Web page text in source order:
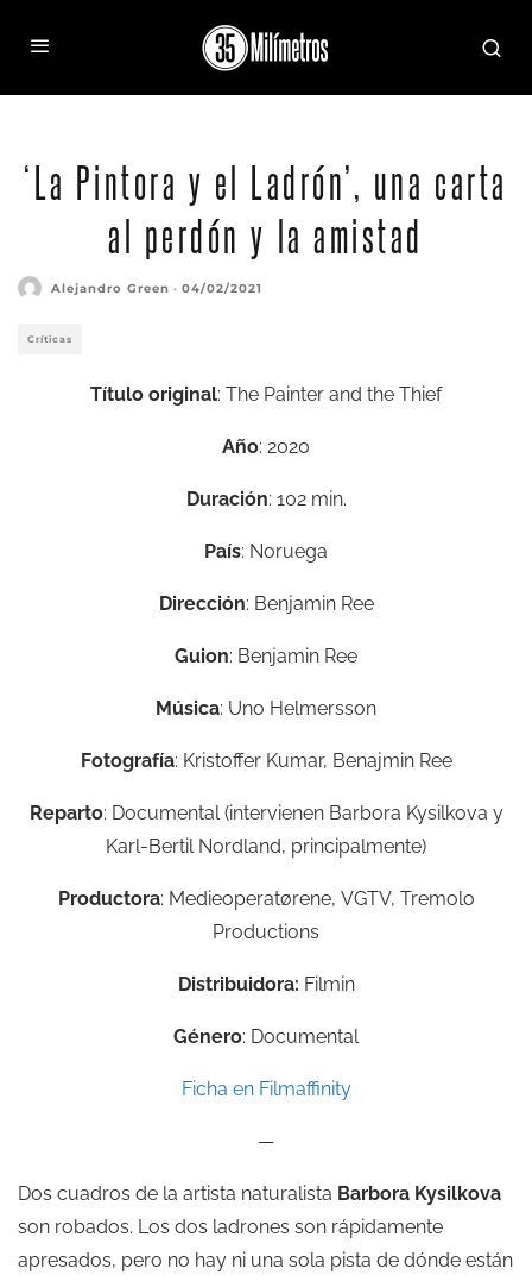
‘La Pintora y el Ladrón’, una carta
al perdón y la amistad
Alejandro Green · 04/02/2021
Críticas
Título original: The Painter and the Thief
Año: 2020
Duración: 102 min.
País: Noruega
Dirección: Benjamin Ree
Guion: Benjamin Ree
Música: Uno Helmersson
Fotografía: Kristoffer Kumar, Benajmin Ree
Reparto: Documental (intervienen Barbora Kysilkova y
Karl-Bertil Nordland, principalmente)
Productora: Medieoperatørene, VGTV, Tremolo
Productions
Distribuidora: Filmin
Género: Documental
Ficha en Filmaffinity
—
Dos cuadros de la artista naturalista Barbora Kysilkova
son robados. Los dos ladrones son rápidamente
apresados, pero no hay ni una sola pista de dónde están